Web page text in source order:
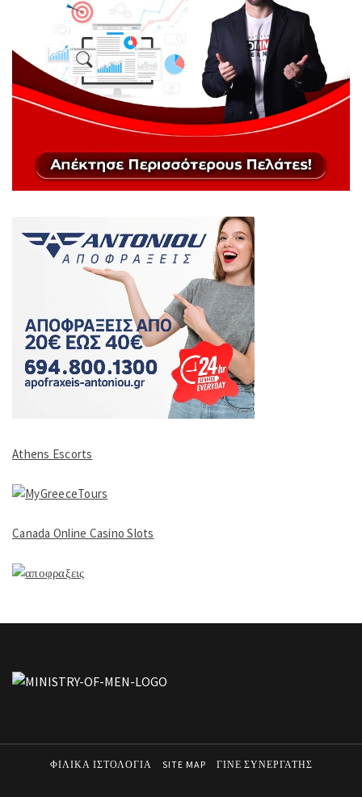
Athens Escorts
Canada Online Casino Slots
ΦΙΛΙΚΑ ΙΣΤΟΛΟΓΙΑ SITE MAP ΓΙΝΕ ΣΥΝΕΡΓΑΤΗΣ